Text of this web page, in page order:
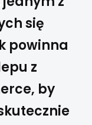
się
powinna
z
by